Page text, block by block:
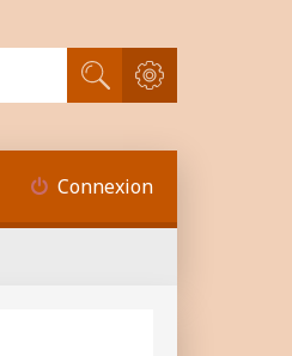
Rechercher
Recherche avancée
Connexion